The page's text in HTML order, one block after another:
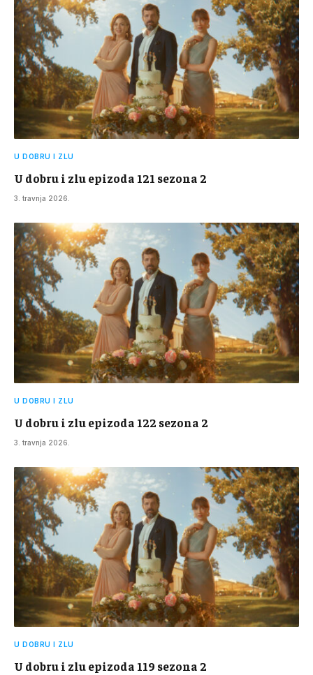
U DOBRU I ZLU
U dobru i zlu epizoda 121 sezona 2
3. travnja 2026.
U DOBRU I ZLU
U dobru i zlu epizoda 122 sezona 2
3. travnja 2026.
U DOBRU I ZLU
U dobru i zlu epizoda 119 sezona 2